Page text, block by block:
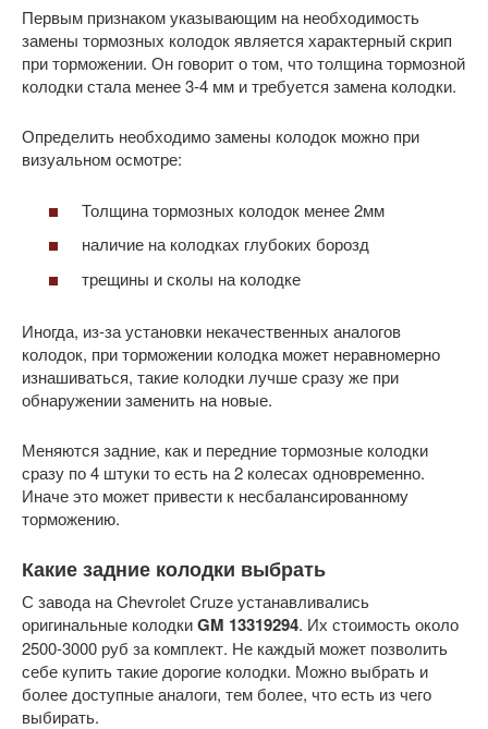
Первым признаком указывающим на необходимость
замены тормозных колодок является характерный скрип
при торможении. Он говорит о том, что толщина тормозной
колодки стала менее 3-4 мм и требуется замена колодки.
Определить необходимо замены колодок можно при
визуальном осмотре:
Толщина тормозных колодок менее 2мм
наличие на колодках глубоких борозд
трещины и сколы на колодке
Иногда, из-за установки некачественных аналогов
колодок, при торможении колодка может неравномерно
изнашиваться, такие колодки лучше сразу же при
обнаружении заменить на новые.
Меняются задние, как и передние тормозные колодки
сразу по 4 штуки то есть на 2 колесах одновременно.
Иначе это может привести к несбалансированному
торможению.
Какие задние колодки выбрать
С завода на Chevrolet Cruze устанавливались
оригинальные колодкиGM 13319294. Их стоимость около
2500-3000 руб за комплект. Не каждый может позволить
себе купить такие дорогие колодки. Можно выбрать и
более доступные аналоги, тем более, что есть из чего
выбирать.